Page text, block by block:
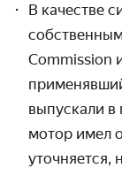
В качестве
Commission
выпускали в
мотор имел
уточняется,